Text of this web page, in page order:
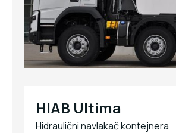
HIAB Ultima
Hidraulični navlakač kontejnera